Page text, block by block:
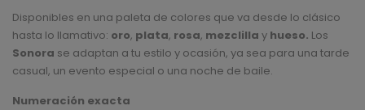
Disponibles en una paleta de colores que va desde lo clásico
hasta lo llamativo: oro, plata, rosa, mezclilla y hueso. Los
Sonora se adaptan a tu estilo y ocasión, ya sea para una tarde
casual, un evento especial o una noche de baile.
Numeración exacta